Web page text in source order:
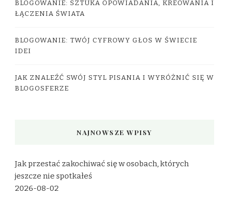
BLOGOWANIE: SZTUKA OPOWIADANIA, KREOWANIA I
ŁĄCZENIA ŚWIATA
BLOGOWANIE: TWÓJ CYFROWY GŁOS W ŚWIECIE
IDEI
JAK ZNALEŹĆ SWÓJ STYL PISANIA I WYRÓŻNIĆ SIĘ W
BLOGOSFERZE
NAJNOWSZE WPISY
Jak przestać zakochiwać się w osobach, których
jeszcze nie spotkałeś
2026-08-02